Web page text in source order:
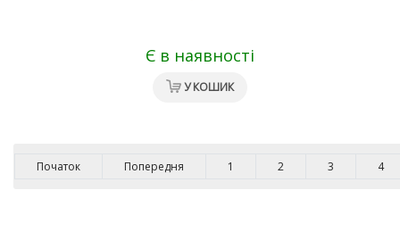
Є в наявності
У КОШИК
Початок Попередня 1 2 3 4